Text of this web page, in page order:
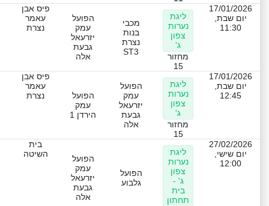
17/01/2026
יום שבת,
11:30
ליגת
נערות
צפון
ג'
מחזור
15
מכבי
בנות
נצרת
ST3
הפועל
עמק
יזרעאל
גבעת
אלה
פיס אבן
עאמר
נצרת
17/01/2026
יום שבת,
12:45
ליגת
נערות
צפון
ג'
מחזור
15
הפועל
עמק
יזרעאל
גבעת
אלה
הפועל
עמק
הירדן 1
פיס אבן
עאמר
נצרת
27/02/2026
יום שישי,
12:00
ליגת
נערות
צפון
ג' -
בית
תחתון
הפועל
גלבוע
הפועל
עמק
יזרעאל
גבעת
אלה
בית
השיטה